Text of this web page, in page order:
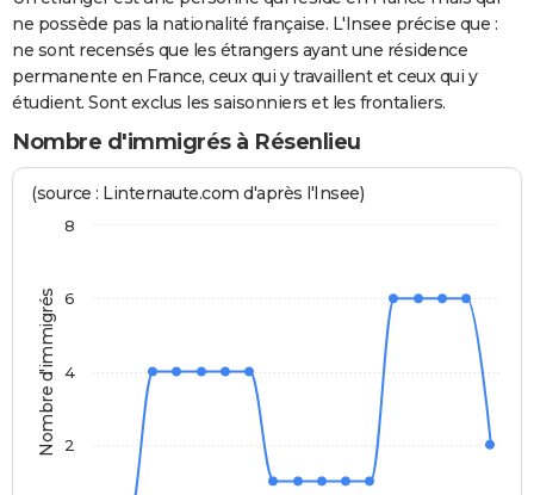
ne possède pas la nationalité française. L'Insee précise que :
ne sont recensés que les étrangers ayant une résidence
permanente en France, ceux qui y travaillent et ceux qui y
étudient. Sont exclus les saisonniers et les frontaliers.
Nombre d'immigrés à Résenlieu
Nombre d'immigrés
(source : Linternaute.com d'après l'Insee)
2
4
6
8